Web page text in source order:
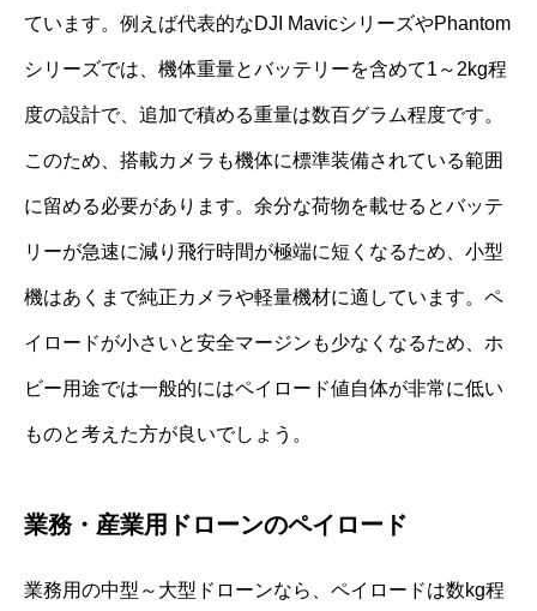
ています。例えば代表的なDJI MavicシリーズやPhantom
シリーズでは、機体重量とバッテリーを含めて1～2kg程
度の設計で、追加で積める重量は数百グラム程度です。
このため、搭載カメラも機体に標準装備されている範囲
に留める必要があります。余分な荷物を載せるとバッテ
リーが急速に減り飛行時間が極端に短くなるため、小型
機はあくまで純正カメラや軽量機材に適しています。ペ
イロードが小さいと安全マージンも少なくなるため、ホ
ビー用途では一般的にはペイロード値自体が非常に低い
ものと考えた方が良いでしょう。
業務・産業用ドローンのペイロード
業務用の中型～大型ドローンなら、ペイロードは数kg程